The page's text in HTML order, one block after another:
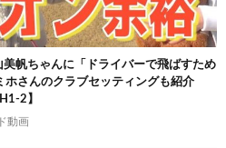
帆ちゃんに「ドライバーで飛ばすため
さんのクラブセッティングも紹介
2】
動画